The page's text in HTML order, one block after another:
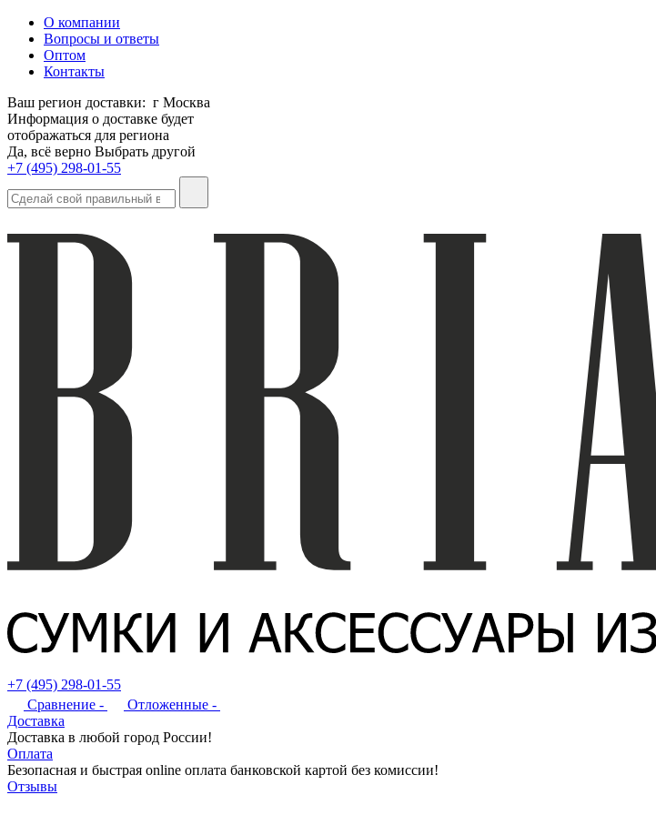
О компании
Вопросы и ответы
Оптом
Контакты
Ваш регион доставки: г Москва
Информация о доставке будет
отображаться для региона
Да, всё верно Выбрать другой
+7 (495) 298-01-55
+7 (495) 298-01-55
Сравнение -
Отложенные -
Доставка
Доставка в любой город России!
Оплата
Безопасная и быстрая online оплата банковской картой без комиссии!
Отзывы